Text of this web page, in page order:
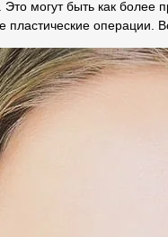
могут быть как
пластические